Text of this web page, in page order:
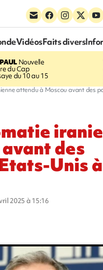
VidéosFaits divers
Nouvelle
du Cap
du 10 au 15
attendu à Moscou avant des
des
Unis à
2025 à 15:16